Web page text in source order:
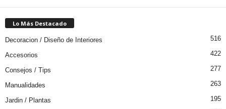
Lo Más Destacado
Decoracion / Diseño de Interiores 516
Accesorios 422
Consejos / Tips 277
Manualidades 263
Jardin / Plantas 195